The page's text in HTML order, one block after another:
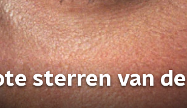
sterren van de